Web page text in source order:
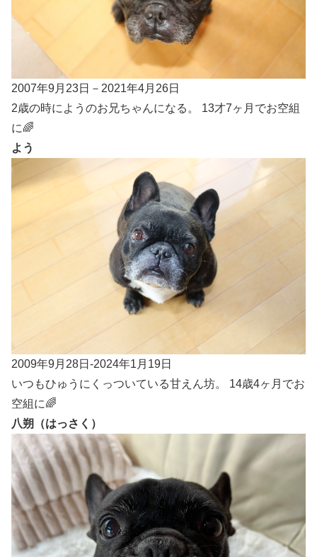
2007年9月23日－2021年4月26日
2歳の時にようのお兄ちゃんになる。 13才7ヶ月でお空組
に🌈
よう
2009年9月28日-2024年1月19日
いつもひゅうにくっついている甘えん坊。 14歳4ヶ月でお
空組に🌈
八朔（はっさく）